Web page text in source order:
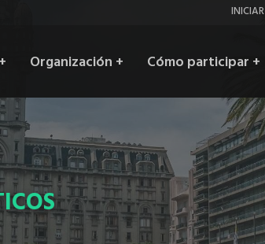
+ Organización + Cómo participar +